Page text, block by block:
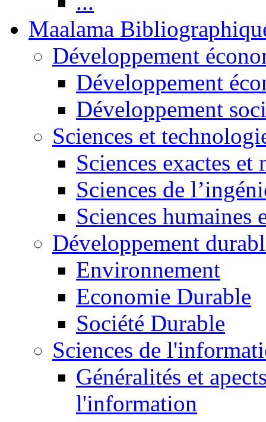
Maalama
Développement
Développement
Développement
Sciences et
Sciences exactes et
Sciences de
Sciences humaines
Développement
Environnement
Economie Durable
Société Durable
Sciences de
Généralités et
l'information